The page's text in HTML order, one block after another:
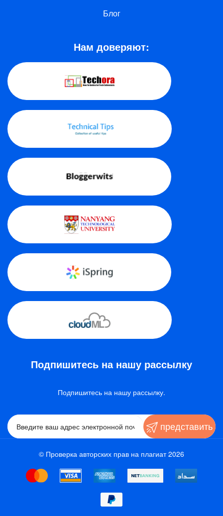
Блог
Нам доверяют:
Подпишитесь на нашу рассылку
Подпишитесь на нашу рассылку.
представить
© Проверка авторских прав на плагиат 2026